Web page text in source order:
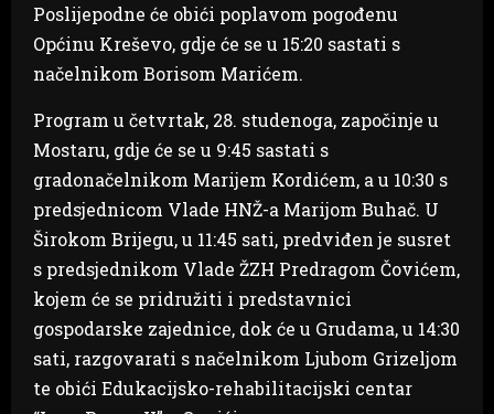
Poslijepodne će obići poplavom pogođenu
Općinu Kreševo, gdje će se u 15:20 sastati s
načelnikom Borisom Marićem.
Program u četvrtak, 28. studenoga, započinje u
Mostaru, gdje će se u 9:45 sastati s
gradonačelnikom Marijem Kordićem, a u 10:30 s
predsjednicom Vlade HNŽ-a Marijom Buhač. U
Širokom Brijegu, u 11:45 sati, predviđen je susret
s predsjednikom Vlade ŽZH Predragom Čovićem,
kojem će se pridružiti i predstavnici
gospodarske zajednice, dok će u Grudama, u 14:30
sati, razgovarati s načelnikom Ljubom Grizeljom
te obići Edukacijsko-rehabilitacijski centar